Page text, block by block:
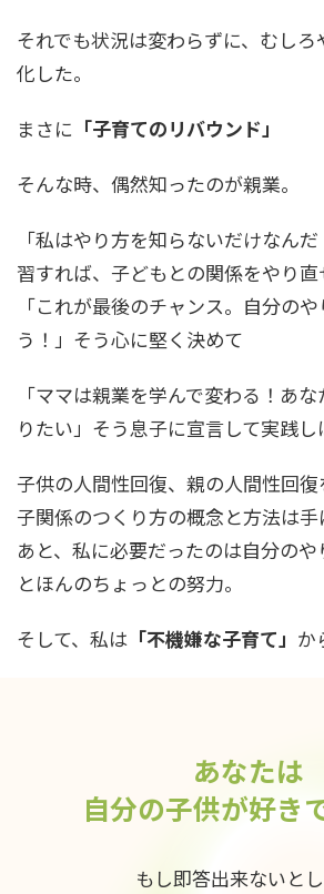
それでも状況は変わらずに、むし
化した。
まさに 「子育てのリバウンド」
そんな時、偶然知ったのが親業。
「私はやり方を知らないだけなん
習すれば、子どもとの関係をやり直
「これが最後のチャンス。自分の
う！」そう心に堅く決めて
「ママは親業を学んで変わる！あ
りたい」そう息子に宣言して実践し
子供の人間性回復、親の人間性回
子関係のつくり方の概念と方法は手
あと、私に必要だったのは自分の
とほんのちょっとの努力。
そして、私は 「不機嫌な子育て」 か
あなたは
自分の子供が好き
もし即答出来ないと